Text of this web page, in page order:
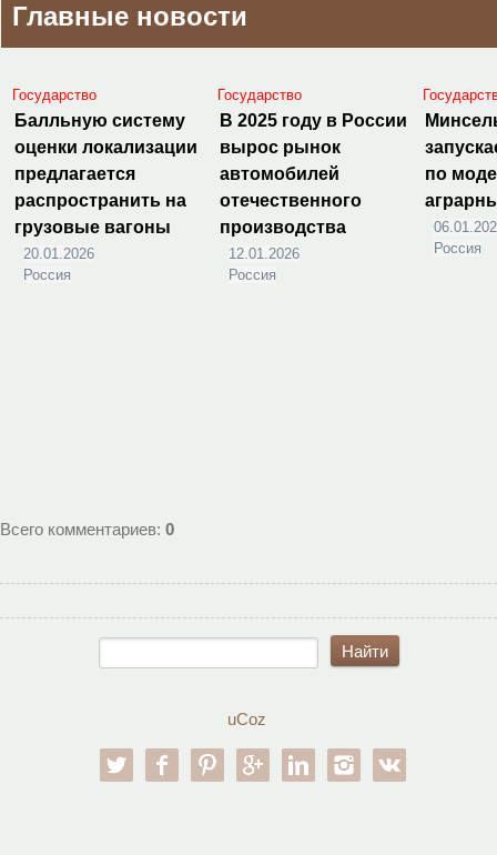
Главные новости
Государство
Балльную систему
оценки локализации
предлагается
распространить на
грузовые вагоны
20.01.2026
Россия
Государство
В 2025 году в России
вырос рынок
автомобилей
отечественного
производства
12.01.2026
Россия
по
Россия
Всего комментариев: 0
uCoz
twitter facebookpinterestgoogle-pllinkedin instagram